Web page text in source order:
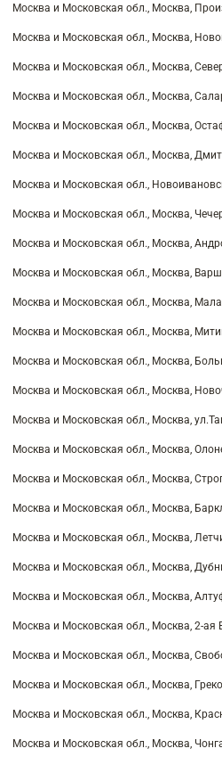
Москва и Московская обл., Москва,
Москва и Московская обл., Москва,
Москва и Московская обл., Москва,
Москва и Московская обл., Москва,
Москва и Московская обл., Москва,
Москва и Московская обл., Москва,
Москва и Московская обл.,
Москва и Московская обл., Москва,
Москва и Московская обл., Москва,
Москва и Московская обл., Москва,
Москва и Московская обл., Москва,
Москва и Московская обл., Москва,
Москва и Московская обл., Москва,
Москва и Московская обл., Москва,
Москва и Московская обл., Москва,
Москва и Московская обл., Москва,
Москва и Московская обл., Москва,
Москва и Московская обл., Москва,
Москва и Московская обл., Москва,
Москва и Московская обл., Москва,
Москва и Московская обл., Москва,
Москва и Московская обл., Москва, 2-ая
Москва и Московская обл., Москва,
Москва и Московская обл., Москва,
Москва и Московская обл., Москва,
Москва и Московская обл., Москва,